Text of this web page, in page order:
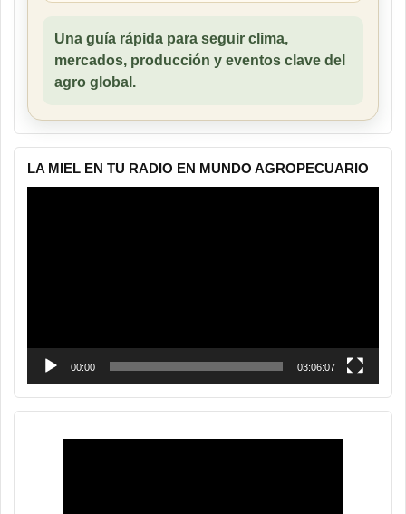
Una guía rápida para seguir clima,
mercados, producción y eventos clave del
agro global.
LA MIEL EN TU RADIO EN MUNDO AGROPECUARIO
00:00 03:06:07